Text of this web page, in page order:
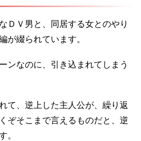
ＤＶ男と、同居する女とのやり
が綴られています。
ンなのに、引き込まれてしまう
て、逆上した主人公が、繰り返
ぞそこまで言えるものだと、逆
。